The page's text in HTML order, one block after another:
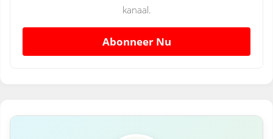
kanaal.
Abonneer Nu